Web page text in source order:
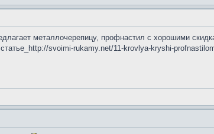
металлочерепицу, профнастил с хорошими
svoimi-rukamy.net/11-krovlya-kryshi-